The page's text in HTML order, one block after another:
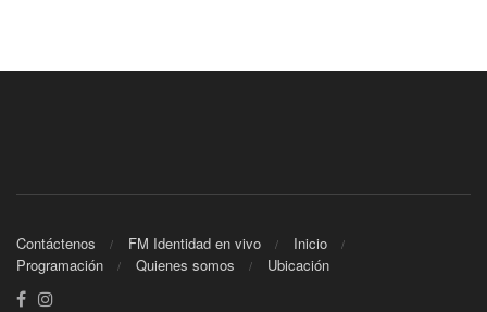
Contáctenos FM Identidad en vivo
Inicio
Programación
Quienes somos Ubicación